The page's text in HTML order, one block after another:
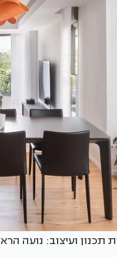
תכנון ועיצוב: נועה